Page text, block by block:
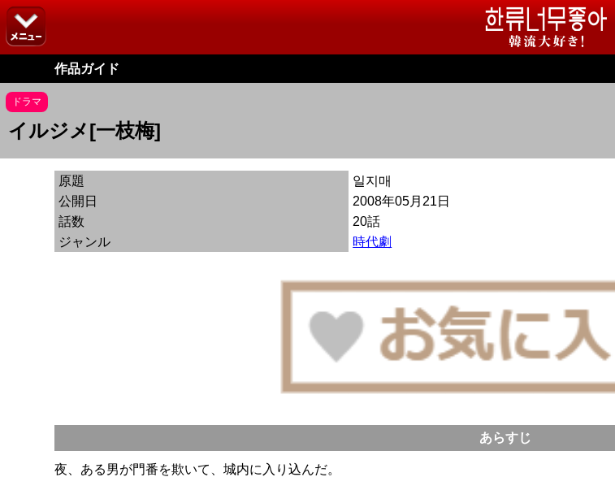
作品ガイド
ドラマ
イルジメ[一枝梅]
原題
일지매
公開日
2008年05月21日
話数
20話
ジャンル
時代劇
あらすじ
夜、ある男が門番を欺いて、城内に入り込んだ。